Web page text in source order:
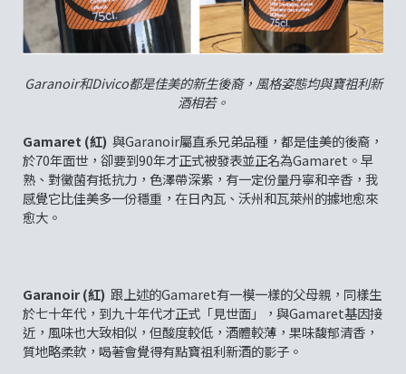
Garanoir和Divico都是佳美的新生後裔，風格姿態均與寶祖利新
酒相若。
Gamaret (紅) 與Garanoir屬直系兄弟品種，都是佳美的後裔，
於70年面世，卻要到90年才正式被發表並正名為Gamaret。早
熟、對黴菌有抵抗力，色澤帶深紫，有一定份量丹寧和辛香，我
感覺它比佳美多一份穩重，在日內瓦、沃州和瓦萊州的據地愈來
愈大。
Garanoir (紅) 跟上述的Gamaret有一模一樣的父母親，同樣生
於七十年代，到九十年代才正式「見世面」，與Gamaret基因接
近，風味也大致相似，但酸度較低，酒體較薄，果味馥郁清香，
質地略柔軟，喝著會覺得有點寶祖利新酒的影子。